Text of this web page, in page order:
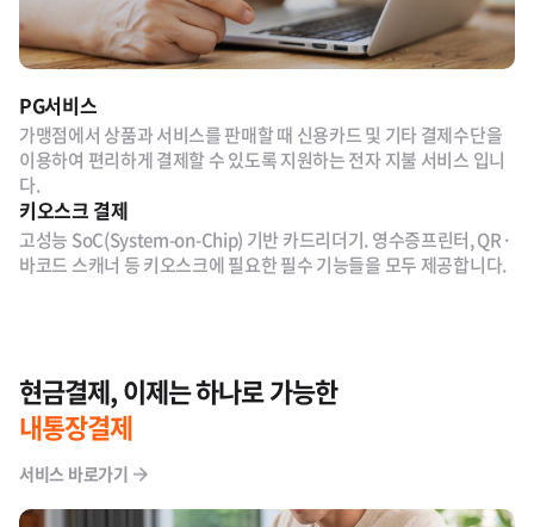
PG서비스
가맹점에서 상품과 서비스를 판매할 때 신용카드 및 기타 결제수단을
이용하여 편리하게 결제할 수 있도록 지원하는 전자 지불 서비스 입니
다.
키오스크 결제
고성능 SoC(System-on-Chip) 기반 카드리더기. 영수증프린터, QR·
바코드 스캐너 등 키오스크에 필요한 필수 기능들을 모두 제공합니다.
현금결제, 이제는 하나로 가능한
내통장결제
서비스 바로가기